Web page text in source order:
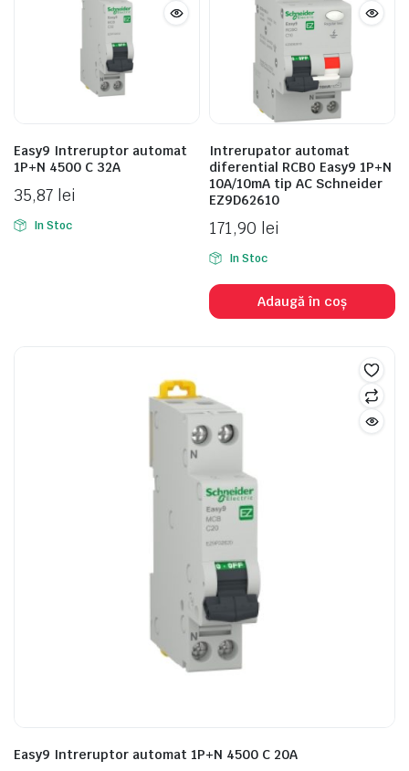
Easy9 Intreruptor automat
1P+N 4500 C 32A
35,87 lei
In Stoc
Intrerupator automat
diferential RCBO Easy9 1P+N
10A/10mA tip AC Schneider
EZ9D62610
171,90 lei
In Stoc
Adaugă în coș
Easy9 Intreruptor automat 1P+N 4500 C 20A